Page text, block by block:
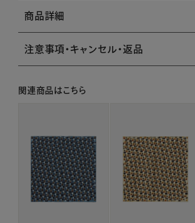
商品詳細
注意事項・キャンセル・返品
関連商品はこちら